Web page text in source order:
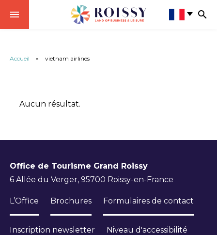
Accueil » vietnam airlines
Aucun résultat.
Office de Tourisme Grand Roissy
6 Allée du Verger, 95700 Roissy-en-France
L’Office Brochures Formulaires de contact
Inscription newsletter Niveau d'accessibilité